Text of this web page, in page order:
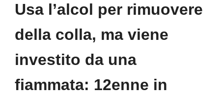
Usa l’alcol per rimuovere
della colla, ma viene
investito da una
fiammata: 12enne in